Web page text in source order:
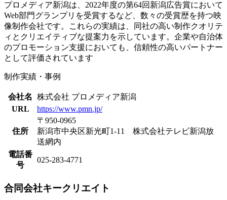
プロメディア新潟は、2022年度の第64回新潟広告賞において
Web部門グランプリを受賞するなど、数々の受賞歴を持つ映
像制作会社です。これらの実績は、同社の高い制作クオリテ
ィとクリエイティブな提案力を示しています。企業や自治体
のプロモーション支援においても、信頼性の高いパートナー
として評価されています
制作実績・事例
会社名
株式会社 プロメディア新潟
URL
https://www.pmn.jp/
住所
〒950-0965
新潟市中央区新光町1-11 株式会社テレビ新潟放
送網内
電話番
号
025-283-4771
合同会社キークリエイト